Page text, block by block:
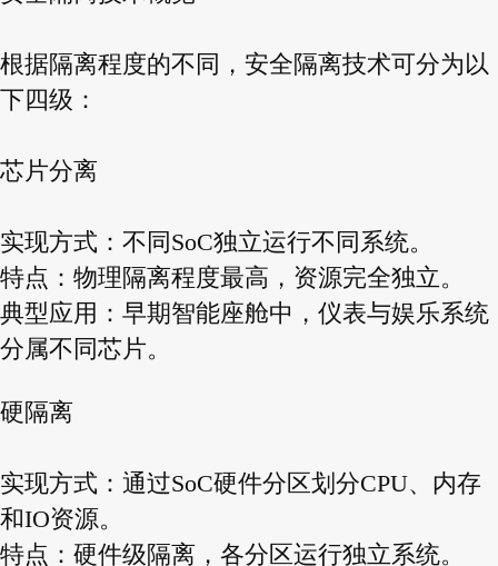
根据隔离程度的不同，安全隔离技术可分为以
下四级：
芯片分离
实现方式：不同SoC独立运行不同系统。
特点：物理隔离程度最高，资源完全独立。
典型应用：早期智能座舱中，仪表与娱乐系统
分属不同芯片。
硬隔离
实现方式：通过SoC硬件分区划分CPU、内存
和IO资源。
特点：硬件级隔离，各分区运行独立系统。